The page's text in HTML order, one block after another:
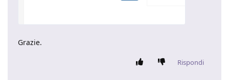
Grazie.
Rispondi